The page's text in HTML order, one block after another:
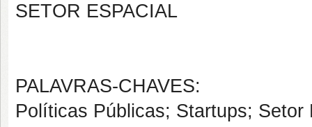
SETOR ESPACIAL
PALAVRAS-CHAVES:
Políticas Públicas; Startups;